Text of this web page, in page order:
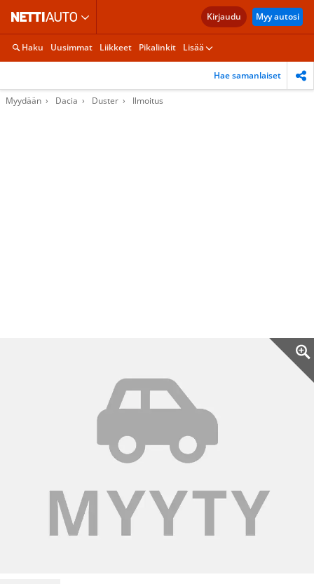
Kirjaudu Myy autosi
Haku Uusimmat Liikkeet Pikalinkit Lisää
Hae samanlaiset
Myydään Dacia Duster Ilmoitus